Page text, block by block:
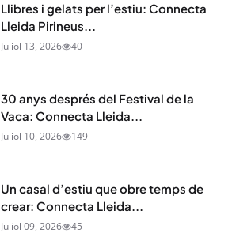
Llibres i gelats per l’estiu: Connecta
Lleida Pirineus...
Juliol 13, 2026 40
30 anys després del Festival de la
Vaca: Connecta Lleida...
Juliol 10, 2026 149
Un casal d’estiu que obre temps de
crear: Connecta Lleida...
Juliol 09, 2026 45